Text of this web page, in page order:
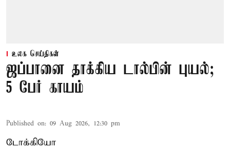
உலக செய்திகள்
ஜப்பானை தாக்கிய டால்பின் புயல்;
5 பேர் காயம்
Published on: 09 Aug 2026, 12:30 pm
டோக்கியோ